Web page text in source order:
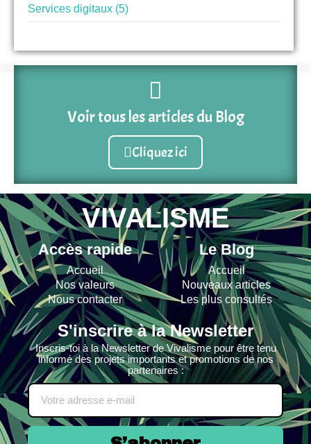
Services digitaux (5)
Voir tous les articles du Blog
Cliquez ici
VIVALISME
Accès rapide
Accueil
Nos valeurs
Nous contacter
Le Blog
Accueil
Nouveaux articles
Les plus consultés
S'inscrire à la Newsletter
Inscris-toi à la Newsletter de Vivalisme pour être tenu
informé des projets importants et promotions de nos
partenaires :